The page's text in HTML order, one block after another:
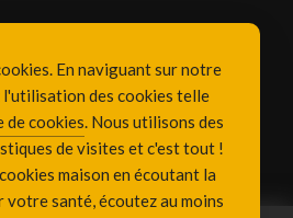
En naviguant sur notre
des cookies telle
de cookies. Nous utilisons des
de visites et c'est tout !
maison en écoutant la
votre santé, écoutez au moins